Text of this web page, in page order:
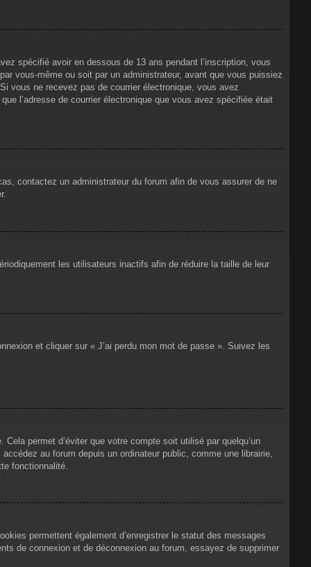
spécifié avoir en dessous de 13 ans pendant l’inscription, vous
vous-même ou soit par un administrateur, avant que vous puissiez
vous ne recevez pas de courrier électronique, vous avez
l’adresse de courrier électronique que vous avez spécifiée était
contactez un administrateur du forum afin de vous assurer de ne
les utilisateurs inactifs afin de réduire la taille de leur
et cliquer sur « J’ai perdu mon mot de passe ». Suivez les
permet d’éviter que votre compte soit utilisé par quelqu’un
au forum depuis un ordinateur public, comme une librairie,
fonctionnalité.
permettent également d’enregistrer le statut des messages
de connexion et de déconnexion au forum, essayez de supprimer